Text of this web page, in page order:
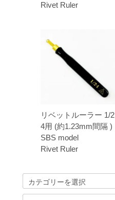
Rivet Ruler
リベットルーラー 1/2
4用 (約1.23mm間隔 )
SBS model
Rivet Ruler